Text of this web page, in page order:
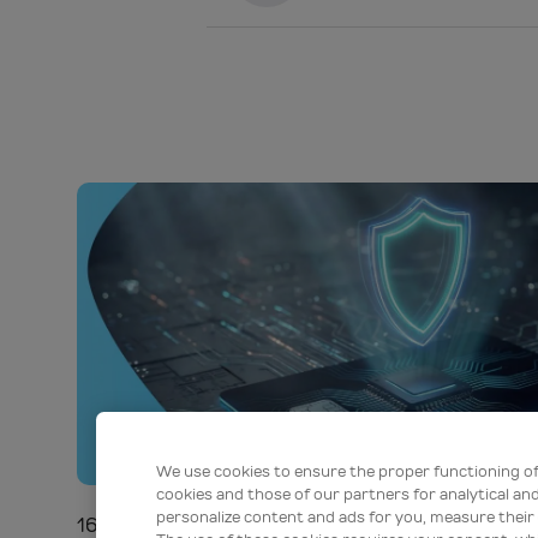
16 lip 2026 09:30
We use cookies to ensure the proper functioning
cookies and those of our partners for analytical
personalize content and ads for you, measure